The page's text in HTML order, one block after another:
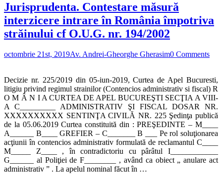
Jurisprudenta. Contestare măsură
interzicere intrare în România împotriva
străinului cf O.U.G. nr. 194/2002
octombrie 21st, 2019Av. Andrei-Gheorghe Gherasim0 Comments
Decizie nr. 225/2019 din 05-iun-2019, Curtea de Apel Bucuresti,
litigiu privind regimul strainilor (Contencios administrativ si fiscal) R
O M Â N I A CURTEA DE APEL BUCUREŞTI SECŢIA A VIII-
A C_________ ADMINISTRATIV ŞI FISCAL DOSAR NR.
XXXXXXXXXX SENTINŢA CIVILĂ NR. 225 Şedinţa publică
de la 05.06.2019 Curtea constituită din : PREŞEDINTE – M____
A______ B____ GREFIER – C_______ B ___ Pe rol soluţionarea
acţiunii în contencios administrativ formulată de reclamantul C____
M_____ Z____ , în contradictoriu cu pârâtul I____________
G______ al Poliţiei de F________ , având ca obiect „ anulare act
administrativ ” . La apelul nominal făcut în …